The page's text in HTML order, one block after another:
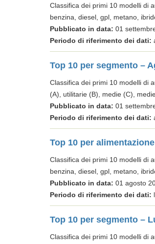
Classifica dei primi 10 modelli di
benzina, diesel, gpl, metano,
Pubblicato in data: 01
Periodo di riferimento dei dati:
Top 10 per segmento –
Classifica dei primi 10 modelli di
(A), utilitarie (B), medie (C),
Pubblicato in data: 01
Periodo di riferimento dei dati:
Top 10 per
Classifica dei primi 10 modelli di
benzina, diesel, gpl, metano,
Pubblicato in data: 01 agosto
Periodo di riferimento dei dati:
Top 10 per segmento –
Classifica dei primi 10 modelli di